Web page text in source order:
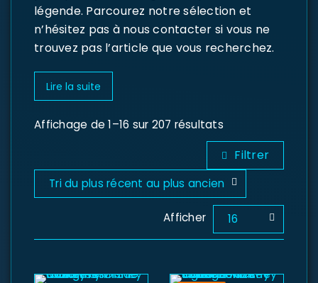
légende. Parcourez notre sélection et
n’hésitez pas à nous contacter si vous ne
trouvez pas l’article que vous recherchez.
Lire la suite
Affichage de 1–16 sur 207 résultats
Filtrer
Tri du plus récent au plus ancien
Afficher 16